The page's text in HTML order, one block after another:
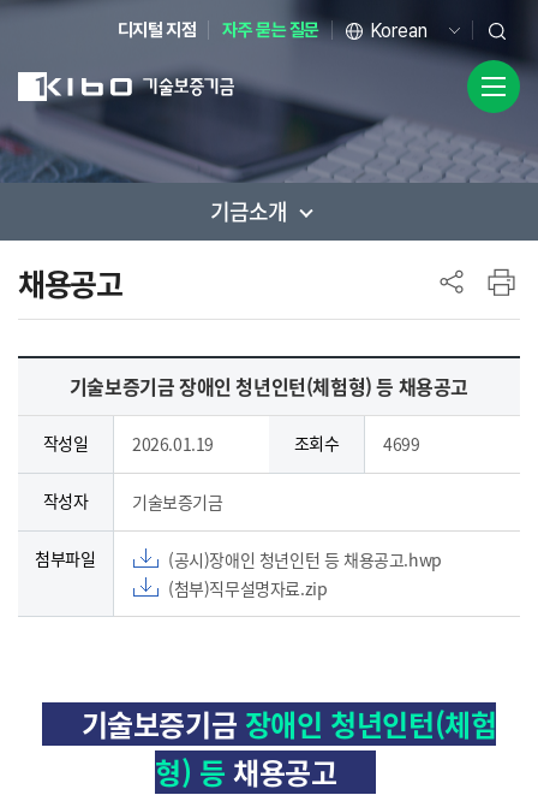
디지털 지점 자주 묻는 질문
사이드 메뉴
기금소개
채용공고
기술보증기금 장애인 청년인턴(체험형) 등 채용공고
작성일 2026.01.19 조회수 4699
작성자 기술보증기금
첨부파일
(공시)장애인 청년인턴 등 채용공고.hwp
(첨부)직무설명자료.zip
기술보증기금 장애인 청년인턴(체험
형) 등채용공고